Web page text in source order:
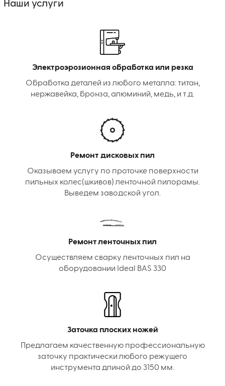
Наши услуги
Электроэрозионная обработка или резка
Обработка деталей из любого металла: титан,
нержавейка, бронза, алюминий, медь, и т.д.
Ремонт дисковых пил
Оказываем услугу по проточке поверхности
пильных колес(шкивов) ленточной пилорамы.
Выведем заводской угол.
Ремонт ленточных пил
Осуществляем сварку ленточных пил на
оборудовании Ideal BAS 330
Заточка плоских ножей
Предлагаем качественную профессиональную
заточку практически любого режущего
инструмента длиной до 3150 мм.